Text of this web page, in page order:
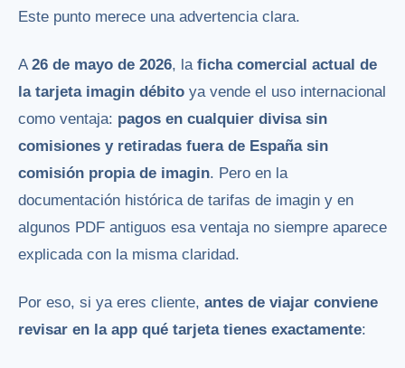
Este punto merece una advertencia clara.
A 26 de mayo de 2026, la ficha comercial actual de
la tarjeta imagin débito ya vende el uso internacional
como ventaja: pagos en cualquier divisa sin
comisiones y retiradas fuera de España sin
comisión propia de imagin. Pero en la
documentación histórica de tarifas de imagin y en
algunos PDF antiguos esa ventaja no siempre aparece
explicada con la misma claridad.
Por eso, si ya eres cliente, antes de viajar conviene
revisar en la app qué tarjeta tienes exactamente: